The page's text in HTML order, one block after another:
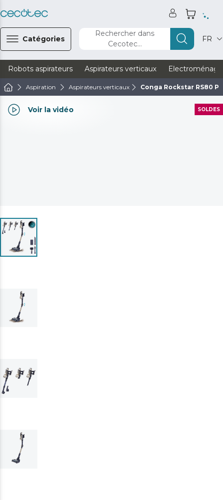
Catégories
Rechercher dans
Cecotec...
FR
Robots aspirateurs Aspirateurs verticaux
Aspiration Aspirateurs verticaux Conga Rockstar RS80
Voir la vidéo SOLDES